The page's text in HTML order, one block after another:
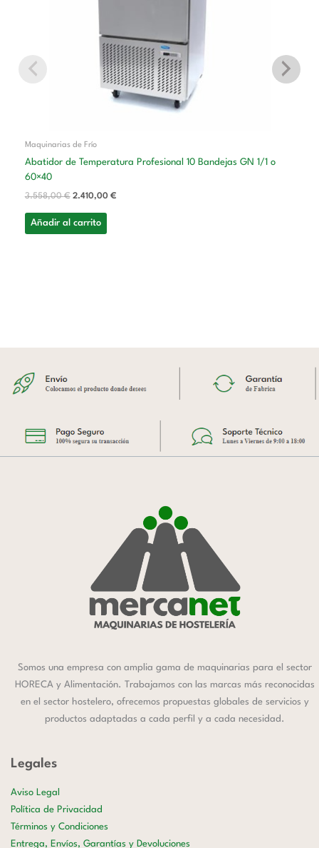
Maquinarias de Frío
Abatidor de Temperatura Profesional 10 Bandejas GN 1/1 o
60×40
3.558,00€ 2.410,00 €
Añadir al carrito
Somos una empresa con amplia gama de maquinarias para el sector
HORECA y Alimentación. Trabajamos con las marcas más reconocidas
en el sector hostelero, ofrecemos propuestas globales de servicios y
productos adaptadas a cada perfil y a cada necesidad.
Legales
Aviso Legal
Política de Privacidad
Términos y Condiciones
Entrega, Envíos, Garantías y Devoluciones